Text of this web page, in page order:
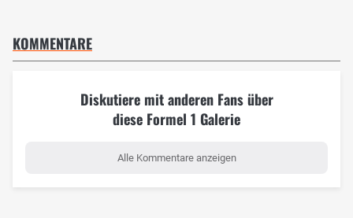
KOMMENTARE
Diskutiere mit anderen Fans über
diese Formel 1 Galerie
Alle Kommentare anzeigen